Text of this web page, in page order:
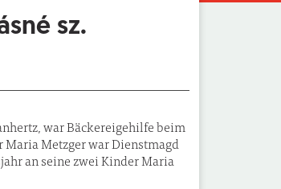
sz.
war Bäckereigehilfe beim
Maria Metzger war Dienstmagd
an seine zwei Kinder Maria